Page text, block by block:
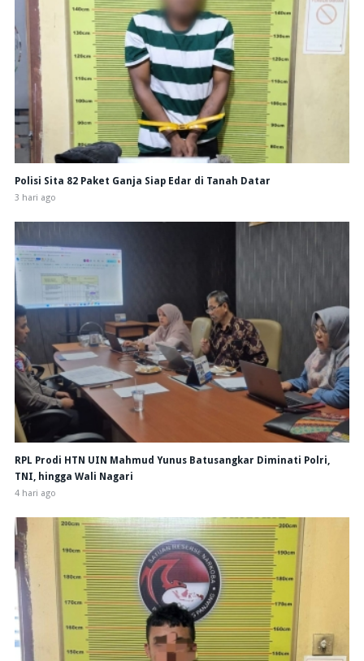
Polisi Sita 82 Paket Ganja Siap Edar di Tanah Datar
3 hari ago
RPL Prodi HTN UIN Mahmud Yunus Batusangkar Diminati Polri,
TNI, hingga Wali Nagari
4 hari ago